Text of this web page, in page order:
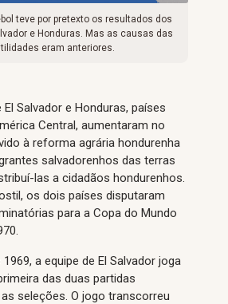
teve por pretexto os resultados dos
e Honduras. Mas as causas das
eram anteriores.
Salvador e Honduras, países
Central, aumentaram no
à reforma agrária hondurenha
salvadorenhos das terras
las a cidadãos hondurenhos.
os dois países disputaram
para a Copa do Mundo
a equipe de El Salvador joga
das duas partidas
seleções. O jogo transcorreu